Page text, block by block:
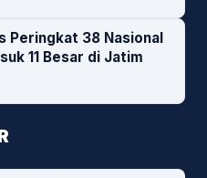
Peringkat 38 Nasional
11 Besar di Jatim